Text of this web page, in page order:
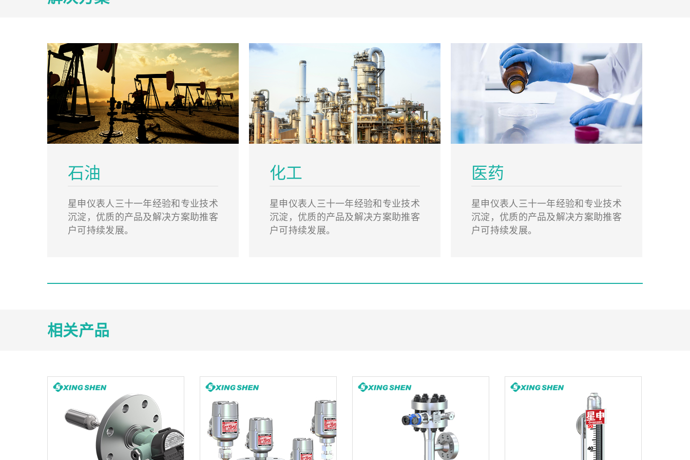
石油
星申仪表人三十一年经验和专业技术
沉淀，优质的产品及解决方案助推客
户可持续发展。
化工
星申仪表人三十一年经验和专业技术
沉淀，优质的产品及解决方案助推客
户可持续发展。
医药
星申仪表人三十一年经验和专业技术
沉淀，优质的产品及解决方案助推客
户可持续发展。
相关产品